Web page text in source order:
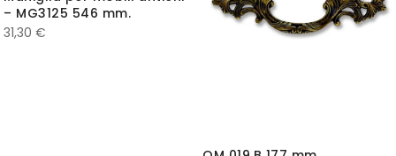
– MG3125 546 mm.
31,30 €